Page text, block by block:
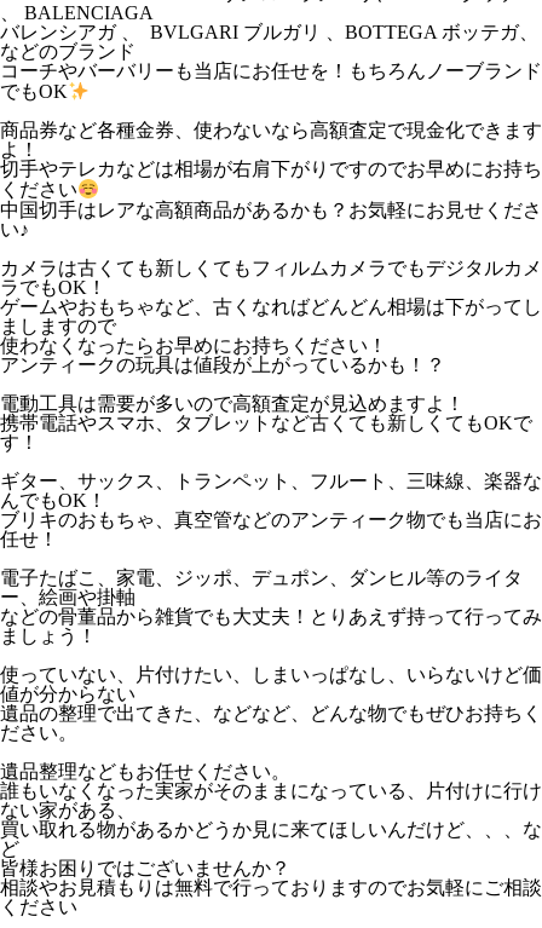
、 BALENCIAGA
バレンシアガ 、 BVLGARI ブルガリ 、BOTTEGA ボッテガ、
などのブランド
コーチやバーバリーも当店にお任せを！もちろんノーブランド
でもOK
商品券など各種金券、使わないなら高額査定で現金化できます
よ！
切手やテレカなどは相場が右肩下がりですのでお早めにお持ち
ください
中国切手はレアな高額商品があるかも？お気軽にお見せくださ
い♪
カメラは古くても新しくてもフィルムカメラでもデジタルカメ
ラでもOK！
ゲームやおもちゃなど、古くなればどんどん相場は下がってし
ましますので
使わなくなったらお早めにお持ちください！
アンティークの玩具は値段が上がっているかも！？
電動工具は需要が多いので高額査定が見込めますよ！
携帯電話やスマホ、タブレットなど古くても新しくてもOKで
す！
ギター、サックス、トランペット、フルート、三味線、楽器な
んでもOK！
ブリキのおもちゃ、真空管などのアンティーク物でも当店にお
任せ！
電子たばこ、家電、ジッポ、デュポン、ダンヒル等のライタ
ー、絵画や掛軸
などの骨董品から雑貨でも大丈夫！とりあえず持って行ってみ
ましょう！
使っていない、片付けたい、しまいっぱなし、いらないけど価
値が分からない
遺品の整理で出てきた、などなど、どんな物でもぜひお持ちく
ださい。
遺品整理などもお任せください。
誰もいなくなった実家がそのままになっている、片付けに行け
ない家がある、
買い取れる物があるかどうか見に来てほしいんだけど、、、な
ど
皆様お困りではございませんか？
相談やお見積もりは無料で行っておりますのでお気軽にご相談
ください